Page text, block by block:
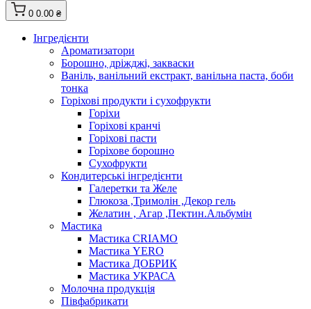
0 0.00 ₴
Інгредієнти
Ароматизатори
Борошно, дріжджі, закваски
Ваніль, ванільний екстракт, ванільна паста, боби
тонка
Горіхові продукти і сухофрукти
Горіхи
Горіхові кранчі
Горіхові пасти
Горіхове борошно
Сухофрукти
Кондитерські інгредієнти
Галеретки та Желе
Глюкоза ,Тримолін ,Декор гель
Желатин , Агар ,Пектин.Альбумін
Мастика
Мастика CRIAMO
Мастика YERO
Мастика ДОБРИК
Мастика УКРАСА
Молочна продукція
Півфабрикати